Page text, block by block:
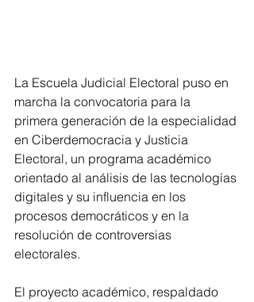
La Escuela Judicial Electoral puso en
marcha la convocatoria para la
primera generación de la especialidad
en Ciberdemocracia y Justicia
Electoral, un programa académico
orientado al análisis de las tecnologías
digitales y su influencia en los
procesos democráticos y en la
resolución de controversias
electorales.
El proyecto académico, respaldado